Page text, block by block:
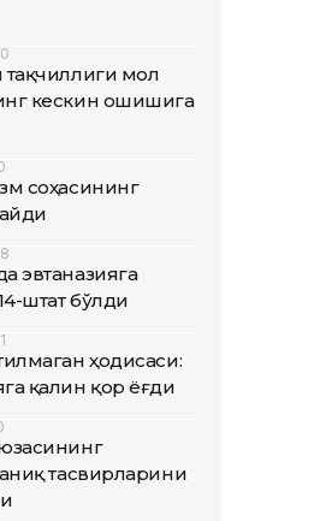
мол
кескин ошишига
соҳасининг
эвтаназияга
штат бўлди
ҳодисаси:
қалин қор ёғди
тасвирларини